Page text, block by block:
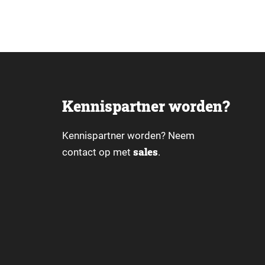
Kennispartner worden?
Kennispartner worden? Neem
contact op met sales.